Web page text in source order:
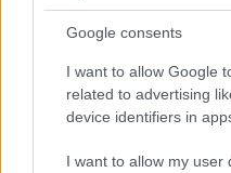
Google consents
I want to allow Google
related to advertising
device identifiers in
I want to allow my user
FUORI PORTA